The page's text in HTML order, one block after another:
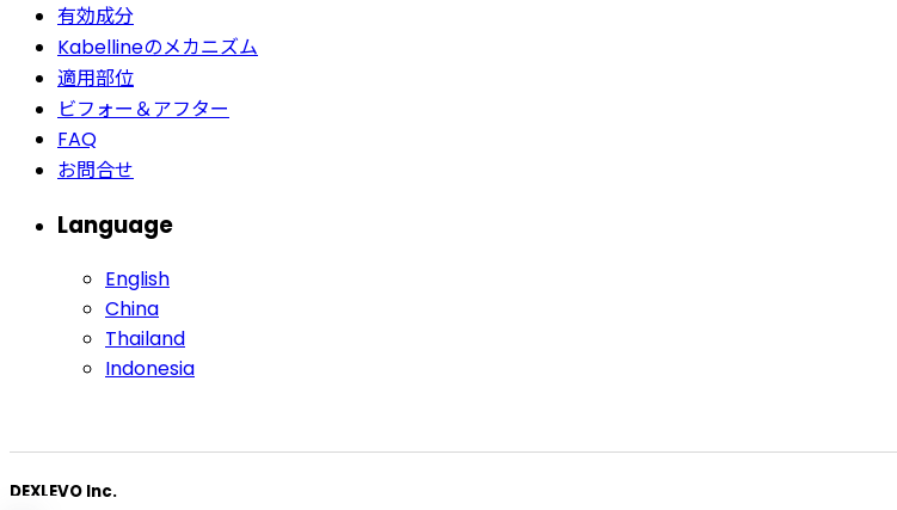
有効成分
Kabellineのメカニズム
適用部位
ビフォー＆アフター
FAQ
お問合せ
Language
English
China
Thailand
Indonesia
DEXLEVO Inc.